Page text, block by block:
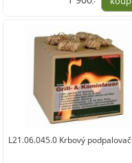
L21.06.045.0 Krbový podpalovač